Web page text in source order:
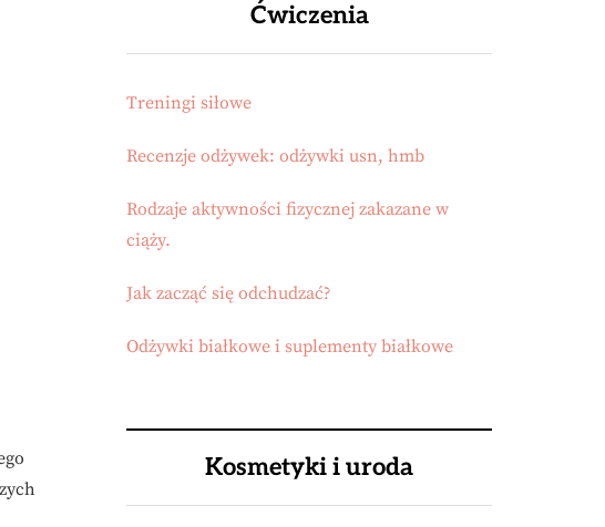
Ćwiczenia
Treningi siłowe
Recenzje odżywek: odżywki usn, hmb
Rodzaje aktywności fizycznej zakazane w
ciąży.
Jak zacząć się odchudzać?
Odżywki białkowe i suplementy białkowe
Kosmetyki i uroda